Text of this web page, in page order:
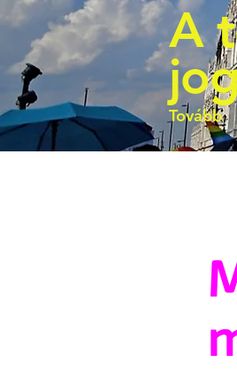
A
Tovább